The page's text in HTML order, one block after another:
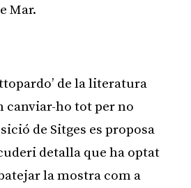
Mar.
de la literatura
canviar-ho tot per no
de Sitges es proposa
detalla que ha optat
la mostra com a